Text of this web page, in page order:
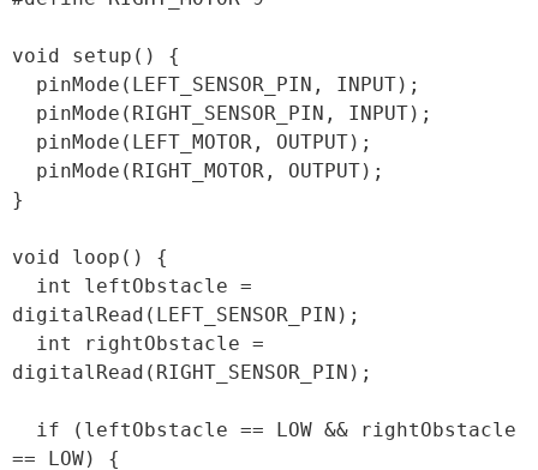
void setup() {
}
void loop() {
digitalRead(LEFT_SENSOR_PIN);
digitalRead(RIGHT_SENSOR_PIN);
== LOW) {